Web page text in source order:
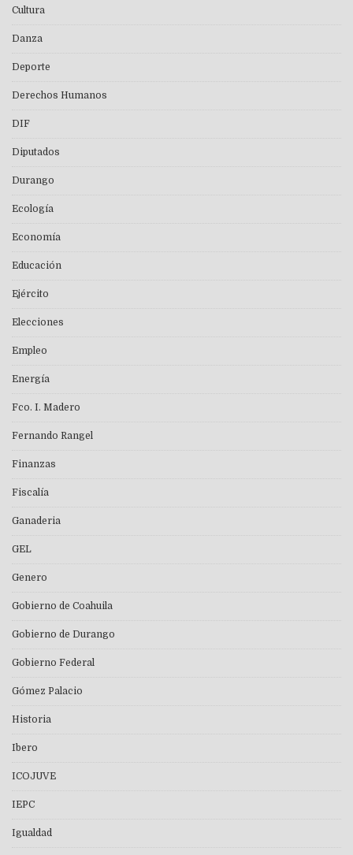
Cultura
Danza
Deporte
Derechos Humanos
DIF
Diputados
Durango
Ecología
Economía
Educación
Ejército
Elecciones
Empleo
Energía
Fco. I. Madero
Fernando Rangel
Finanzas
Fiscalía
Ganaderia
GEL
Genero
Gobierno de Coahuila
Gobierno de Durango
Gobierno Federal
Gómez Palacio
Historia
Ibero
ICOJUVE
IEPC
Igualdad